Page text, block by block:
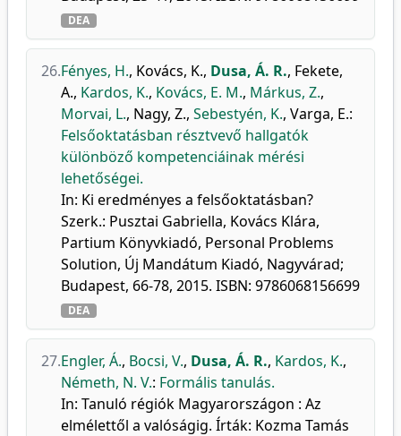
DEA
26.Fényes, H., Kovács, K., Dusa, Á. R., Fekete,
A., Kardos, K., Kovács, E. M., Márkus, Z.,
Morvai, L., Nagy, Z., Sebestyén, K., Varga, E.:
Felsőoktatásban résztvevő hallgatók
különböző kompetenciáinak mérési
lehetőségei.
In: Ki eredményes a felsőoktatásban?
Szerk.: Pusztai Gabriella, Kovács Klára,
Partium Könyvkiadó, Personal Problems
Solution, Új Mandátum Kiadó, Nagyvárad;
Budapest, 66-78, 2015. ISBN: 9786068156699
DEA
27.Engler, Á., Bocsi, V., Dusa, Á. R., Kardos, K.,
Németh, N. V.: Formális tanulás.
In: Tanuló régiók Magyarországon : Az
elmélettől a valóságig. Írták: Kozma Tamás